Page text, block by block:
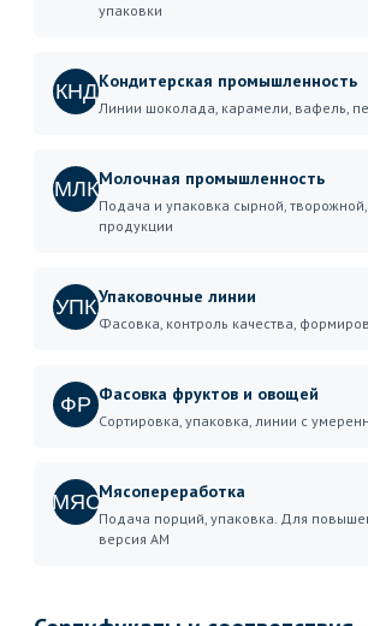
упаковки
КНДКондитерская промышленность
Линии шоколада, карамели, вафель,
МЛКМолочная промышленность
Подача и упаковка сырной,
продукции
УПКУпаковочные линии
Фасовка, контроль качества,
ФР Фасовка фруктов и овощей
Сортировка, упаковка, линии с
МЯСМясопереработка
Подача порций, упаковка. Для
версия AM